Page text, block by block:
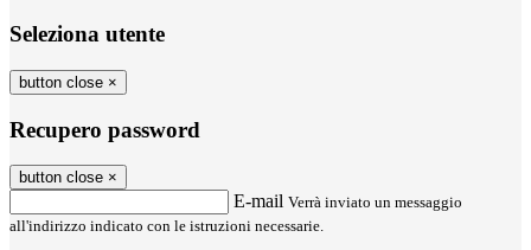
Seleziona utente
button close ×
Recupero password
button close ×
E-mail Verrà inviato un messaggio
all'indirizzo indicato con le istruzioni necessarie.